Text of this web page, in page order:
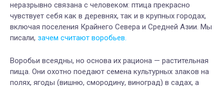
неразрывно связана с человеком: птица прекрасно
чувствует себя как в деревнях, так и в крупных городах,
включая поселения Крайнего Севера и Средней Азии. Мы
писали, зачем считают воробьев.
Воробьи всеядны, но основа их рациона — растительная
пища. Они охотно поедают семена культурных злаков на
полях, ягоды (вишню, смородину, виноград) в садах, а